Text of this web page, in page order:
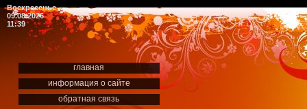
Воскресенье
09.08.2026
11:39
главная
информация о сайте
обратная связь